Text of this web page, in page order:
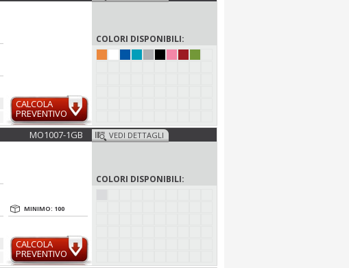
CALCOLA
PREVENTIVO
COLORI DISPONIBILI:
MO1007-1GB
MINIMO: 100
CALCOLA
PREVENTIVO
VEDI DETTAGLI
COLORI DISPONIBILI: